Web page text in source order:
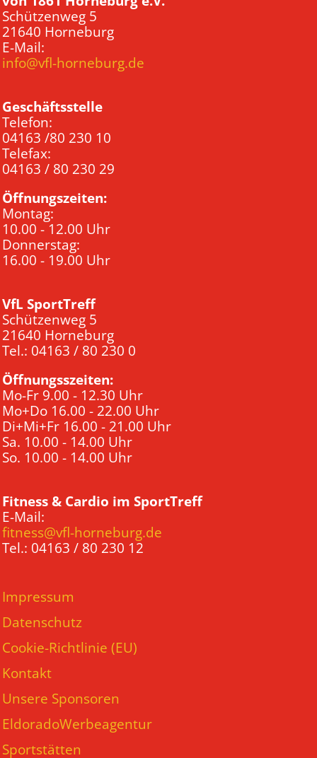
Schützenweg 5
21640 Horneburg
E-Mail:
info@vfl-horneburg.de
Geschäftsstelle
Telefon:
04163 /80 230 10
Telefax:
04163 / 80 230 29
Öffnungszeiten:
Montag:
10.00 - 12.00 Uhr
Donnerstag:
16.00 - 19.00 Uhr
VfL SportTreff
Schützenweg 5
21640 Horneburg
Tel.: 04163 / 80 230 0
Öffnungsszeiten:
Mo-Fr 9.00 - 12.30 Uhr
Mo+Do 16.00 - 22.00 Uhr
Di+Mi+Fr 16.00 - 21.00 Uhr
Sa. 10.00 - 14.00 Uhr
So. 10.00 - 14.00 Uhr
Fitness & Cardio im SportTreff
E-Mail:
fitness@vfl-horneburg.de
Tel.: 04163 / 80 230 12
Impressum
Datenschutz
Cookie-Richtlinie (EU)
Kontakt
Unsere Sponsoren
EldoradoWerbeagentur
Sportstätten